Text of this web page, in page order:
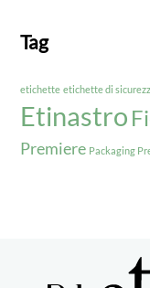
Tag
etichette etichette di
Etinastro
Premiere Packaging